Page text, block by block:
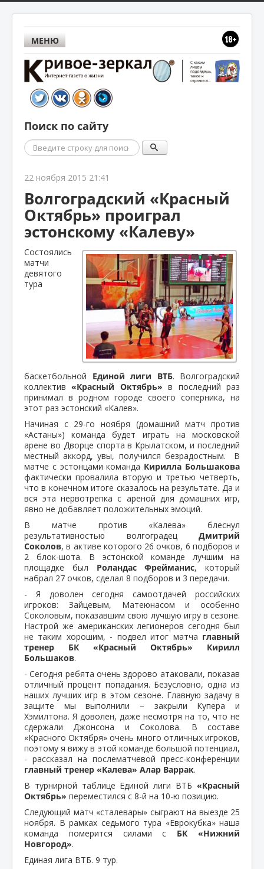
МЕНЮ
Поиск по сайту
Поиск
22 ноября 2015 21:41
Волгоградский «Красный
Октябрь» проиграл
эстонскому «Калеву»
Состоялись
матчи
девятого
тура
баскетбольной Единой лиги ВТБ. Волгоградский
коллектив«Красный Октябрь» в последний раз
принимал в родном городе своего соперника, на
этот раз эстонский «Калев».
Начиная с 29-го ноября (домашний матч против
«Астаны») команда будет играть на московской
арене во Дворце спорта в Крылатском, и последний
местный аккорд, увы, получился безрадостным. В
матче с эстонцами команда Кирилла Большакова
фактически провалила вторую и третью четверть,
что в конечном итоге сказалось на результате. Да и
вся эта нервотрепка с ареной для домашних игр,
явно не добавляет положительных эмоций.
В матче против «Калева» блеснул
результативностью волгоградец Дмитрий
Соколов, в активе которого 26 очков, 6 подборов и
2 блок-шота. В эстонской команде лучшим на
площадке был Роландас Фрейманис, который
набрал 27 очков, сделал 8 подборов и 3 передачи.
- Я доволен сегодня самоотдачей российских
игроков: Зайцевым, Матеюнасом и особенно
Соколовым, показавшим свою лучшую игру в сезоне.
Настрой же американских легионеров сегодня был
не таким хорошим, - подвел итог матча главный
тренер БК «Красный Октябрь» Кирилл
Большаков.
- Сегодня ребята очень здорово атаковали, показав
отличный процент попадания. Безусловно, одна из
наших лучших игр в этом сезоне. Главную задачу в
защите мы выполнили – закрыли Купера и
Хэмилтона. Я доволен, даже несмотря на то, что не
сдержали Джонсона и Соколова. В составе
«Красного Октября» очень много отличных игроков,
поэтому я вижу в этой команде большой потенциал,
- рассказал на послематчевой пресс-конференции
главный тренер «Калева» Алар Варрак.
В турнирной таблице Единой лиги ВТБ «Красный
Октябрь» переместился с 8-й на 10-ю позицию.
Следующий матч «сталевары» сыграют на выезде 25
ноября. В рамках седьмого тура «Еврокубка» наша
команда померится силами с БК «Нижний
Новгород».
Единая лига ВТБ. 9 тур.